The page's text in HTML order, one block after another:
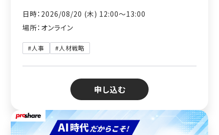
日時：2026/08/20 (木) 12:00〜13:00
場所：オンライン
#人事 #人材戦略
申し込む